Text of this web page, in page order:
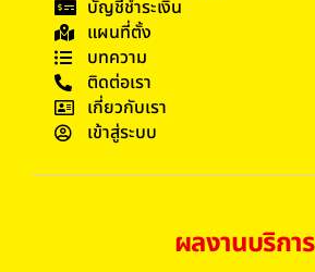
บัญชีชำระเงิน
แผนที่ตั้ง
บทความ
ติดต่อเรา
เกี่ยวกับเรา
เข้าสู่ระบบ
ผลงานบริการ